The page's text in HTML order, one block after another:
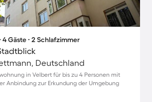
4 Gäste ∙ 2 Schlafzimmer
Deutschland
in Velbert für bis zu 4 Personen mit
Anbindung zur Erkundung der Umgebung